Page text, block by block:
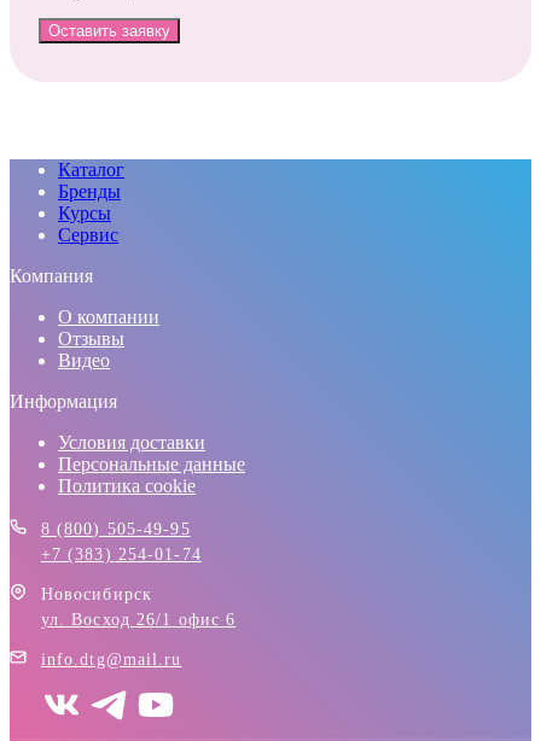
Оставить заявку
Каталог
Бренды
Курсы
Сервис
Компания
О компании
Отзывы
Видео
Информация
Условия доставки
Персональные данные
Политика cookie
8 (800) 505-49-95
+7 (383) 254-01-74
Новосибирск
ул. Восход 26/1 офис 6
info.dtg@mail.ru